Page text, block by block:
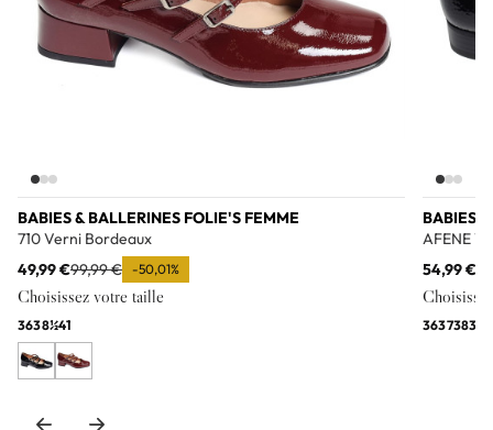
BABIES & BALLERINES FOLIE'S FEMME
710 Verni Bordeaux
49,99 €99,99 € -50,01%
Choisissez votre taille
3638½41
BABIES
AFENE
54,99 €
36373839